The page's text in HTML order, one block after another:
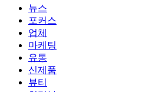
뉴스
포커스
업체
마케팅
유통
신제품
뷰티